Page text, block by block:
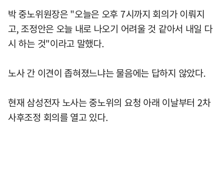
박 중노위원장은 "오늘은 오후 7시까지 회의가 이뤄지
고, 조정안은 오늘 내로 나오기 어려울 것 같아서 내일 다
시 하는 것"이라고 말했다.
노사 간 이견이 좁혀졌느냐는 물음에는 답하지 않았다.
현재 삼성전자 노사는 중노위의 요청 아래 이날부터 2차
사후조정 회의를 열고 있다.